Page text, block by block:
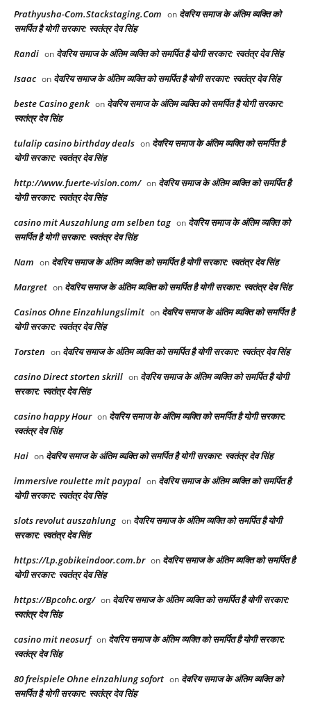
Prathyusha-Com.Stackstaging.Com on देवरिय समाज के अंतिम व्यक्ति को
समर्पित है योगी सरकार: स्वतंत्र देव सिंह
Randi on देवरिय समाज के अंतिम व्यक्ति को समर्पित है योगी सरकार: स्वतंत्र देव सिंह
Isaac on देवरिय समाज के अंतिम व्यक्ति को समर्पित है योगी सरकार: स्वतंत्र देव सिंह
beste Casino genk on देवरिय समाज के अंतिम व्यक्ति को समर्पित है योगी सरकार:
स्वतंत्र देव सिंह
tulalip casino birthday deals on देवरिय समाज के अंतिम व्यक्ति को समर्पित है
योगी सरकार: स्वतंत्र देव सिंह
http://www.fuerte-vision.com/ on देवरिय समाज के अंतिम व्यक्ति को समर्पित है
योगी सरकार: स्वतंत्र देव सिंह
casino mit Auszahlung am selben tag on देवरिय समाज के अंतिम व्यक्ति को
समर्पित है योगी सरकार: स्वतंत्र देव सिंह
Nam on देवरिय समाज के अंतिम व्यक्ति को समर्पित है योगी सरकार: स्वतंत्र देव सिंह
Margret on देवरिय समाज के अंतिम व्यक्ति को समर्पित है योगी सरकार: स्वतंत्र देव सिंह
Casinos Ohne Einzahlungslimit on देवरिय समाज के अंतिम व्यक्ति को समर्पित है
योगी सरकार: स्वतंत्र देव सिंह
Torsten on देवरिय समाज के अंतिम व्यक्ति को समर्पित है योगी सरकार: स्वतंत्र देव सिंह
casino Direct storten skrill on देवरिय समाज के अंतिम व्यक्ति को समर्पित है योगी
सरकार: स्वतंत्र देव सिंह
casino happy Hour on देवरिय समाज के अंतिम व्यक्ति को समर्पित है योगी सरकार:
स्वतंत्र देव सिंह
Hai on देवरिय समाज के अंतिम व्यक्ति को समर्पित है योगी सरकार: स्वतंत्र देव सिंह
immersive roulette mit paypal on देवरिय समाज के अंतिम व्यक्ति को समर्पित है
योगी सरकार: स्वतंत्र देव सिंह
slots revolut auszahlung on देवरिय समाज के अंतिम व्यक्ति को समर्पित है योगी
सरकार: स्वतंत्र देव सिंह
https://Lp.gobikeindoor.com.br on देवरिय समाज के अंतिम व्यक्ति को समर्पित है
योगी सरकार: स्वतंत्र देव सिंह
https://Bpcohc.org/ on देवरिय समाज के अंतिम व्यक्ति को समर्पित है योगी सरकार:
स्वतंत्र देव सिंह
casino mit neosurf on देवरिय समाज के अंतिम व्यक्ति को समर्पित है योगी सरकार:
स्वतंत्र देव सिंह
80 freispiele Ohne einzahlung sofort on देवरिय समाज के अंतिम व्यक्ति को
समर्पित है योगी सरकार: स्वतंत्र देव सिंह